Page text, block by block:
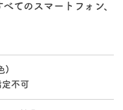
てのスマートフォン、
)
不可